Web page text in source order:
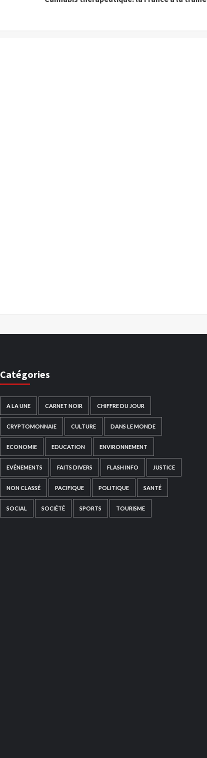
Catégories
A LA UNE CARNET NOIR CHIFFRE DU JOUR
CRYPTOMONNAIE CULTURE DANS LE MONDE
ECONOMIE EDUCATION ENVIRONNEMENT
EVÉNEMENTS FAITS DIVERS FLASH INFO JUSTICE
NON CLASSÉ PACIFIQUE POLITIQUE SANTÉ
SOCIAL SOCIÉTÉ SPORTS TOURISME